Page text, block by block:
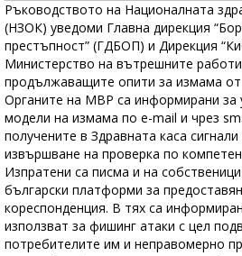
Ръководството на Националната
(НЗОК) уведоми Главна дирекция
престъпност” (ГДБОП) и Дирекция
Министерство на вътрешните
продължаващите опити за измама
Органите на МВР са информирани за
модели на измама по e-mail и чрез
получените в Здравната каса
извършване на проверка по
Изпратени са писма и на
български платформи за
кореспонденция. В тях са
използват за фишинг атаки с цел
потребителите им и неправомерно